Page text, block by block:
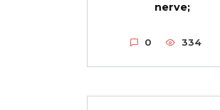
nerve;
0 334